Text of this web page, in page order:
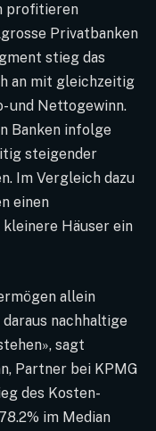
profitieren
Privatbanken
stieg das
an mit gleichzeitig
und Nettogewinn.
Banken infolge
steigender
Im Vergleich dazu
einen
Häuser ein
allein
nachhaltige
sagt
Partner bei KPMG
des Kosten-
im Median